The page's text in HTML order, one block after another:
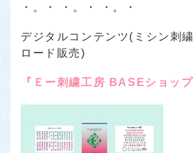
・。・ ・。・ ・。・
デジタルコンテンツ(ミシン刺
ロード販売)
『Ｅー刺繍工房 BASEショップ